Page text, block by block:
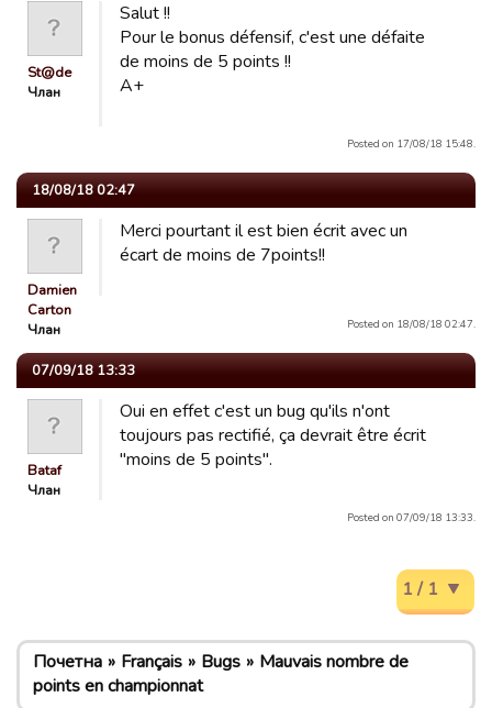
St@de
Члан
Salut !!
Pour le bonus défensif, c'est une défaite
de moins de 5 points !!
A+
Posted on 17/08/18 15:48.
18/08/18 02:47
Damien
Carton
Члан
Merci pourtant il est bien écrit avec un
écart de moins de 7points!!
Posted on 18/08/18 02:47.
07/09/18 13:33
Bataf
Члан
Oui en effet c'est un bug qu'ils n'ont
toujours pas rectifié, ça devrait être écrit
"moins de 5 points".
Posted on 07/09/18 13:33.
1 / 1
Почетна Français Bugs
Mauvais nombre de
points en championnat